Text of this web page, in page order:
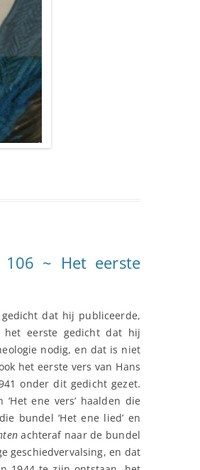
106 ~ Het eerste
dat hij publiceerde,
het eerste gedicht dat hij
nodig, en dat is niet
het eerste vers van Hans
onder dit gedicht gezet.
ene vers’ haalden die
bundel ‘Het ene lied’ en
achteraf naar de bundel
geschiedvervalsing, en dat